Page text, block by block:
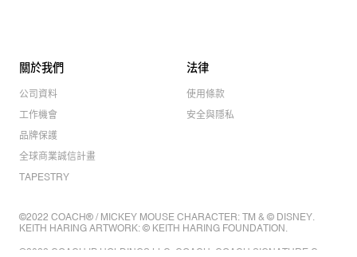
關於我們
公司資料
工作機會
品牌保護
全球商業誠信計畫
TAPESTRY
法律
使用條款
安全與隱私
©2022 COACH® / MICKEY MOUSE CHARACTER: TM & © DISNEY.
KEITH HARING ARTWORK: © KEITH HARING FOUNDATION.
©2022 COACH IP HOLDINGS LLC. COACH, COACH SIGNATURE C